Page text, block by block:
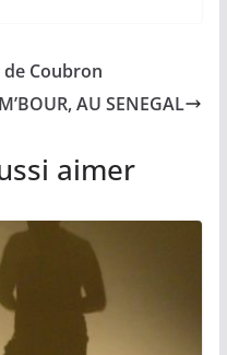
de Coubron
AU SENEGAL
aimer